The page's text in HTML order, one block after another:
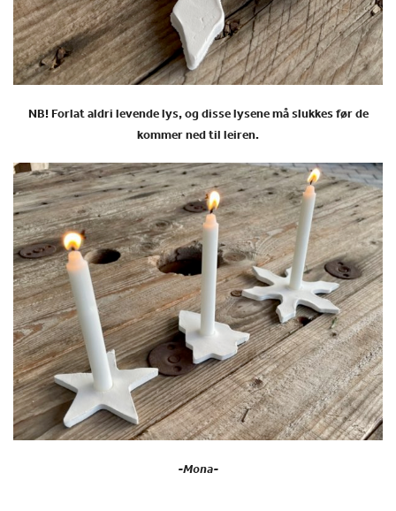
NB! Forlat aldri levende lys, og disse lysene må slukkes før de
kommer ned til leiren.
-Mona-